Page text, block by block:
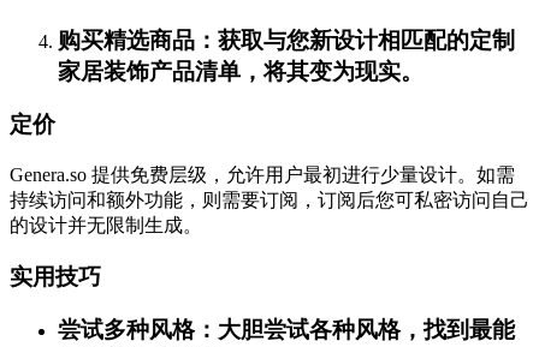
购买精选商品：获取与您新设计相匹配的定制
家居装饰产品清单，将其变为现实。
定价
Genera.so 提供免费层级，允许用户最初进行少量设计。如需
持续访问和额外功能，则需要订阅，订阅后您可私密访问自己
的设计并无限制生成。
实用技巧
尝试多种风格：大胆尝试各种风格，找到最能